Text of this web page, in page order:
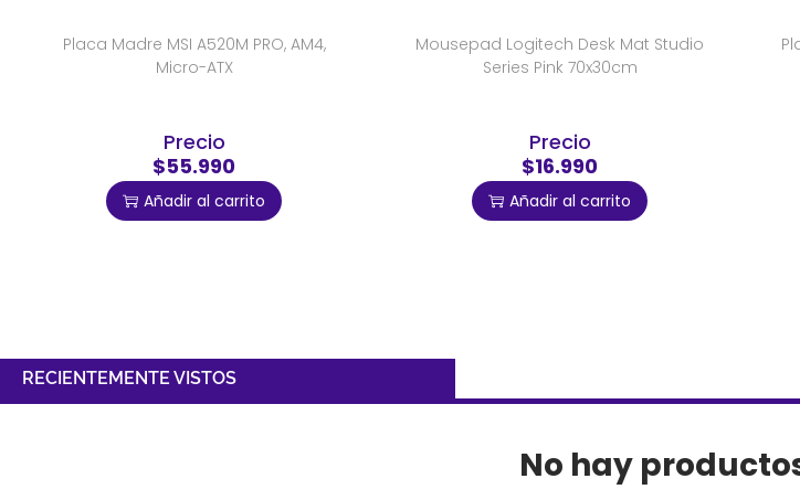
Placa Madre MSI A520M PRO, AM4,
Micro-ATX
Precio
$55.990
Añadir al carrito
Mousepad Logitech Desk Mat Studio
Series Pink 70x30cm
Precio
$16.990
Añadir al carrito
RECIENTEMENTE VISTOS
No hay